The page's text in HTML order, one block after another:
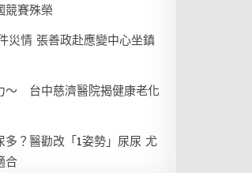
競賽殊榮
災情 張善政赴應變中心坐鎮
～ 台中慈濟醫院揭健康老化
多？醫勸改「1姿勢」尿尿 尤
合